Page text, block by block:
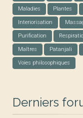
Maladies Plantes
Interiorisation
Purification
Maîtres Patanjali
Voies philosophiques
Derniers